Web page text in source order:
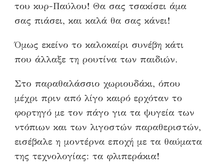
του κυρ-Παύλου! Θα σας τσακίσει άμα
σας πιάσει, και καλά θα σας κάνει!
Όμως εκείνο το καλοκαίρι συνέβη κάτι
που άλλαξε τη ρουτίνα των παιδιών.
Στο παραθαλάσσιο χωριουδάκι, όπου
μέχρι πριν από λίγο καιρό ερχόταν το
φορτηγό με τον πάγο για τα ψυγεία των
ντόπιων και των λιγοστών παραθεριστών,
εισέβαλε η μοντέρνα εποχή με τα θαύματα
της τεχνολογίας: τα φλιπεράκια!